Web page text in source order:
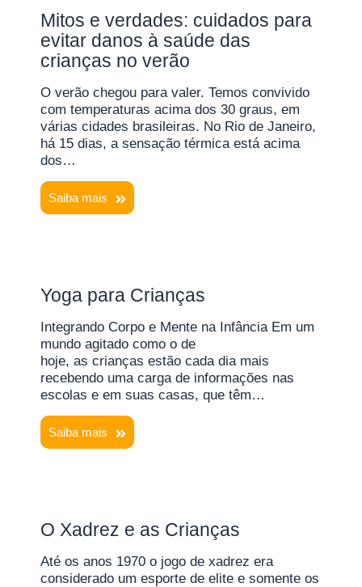
Mitos e verdades: cuidados para
evitar danos à saúde das
crianças no verão
O verão chegou para valer. Temos convivido
com temperaturas acima dos 30 graus, em
várias cidades brasileiras. No Rio de Janeiro,
há 15 dias, a sensação térmica está acima
dos…
Saiba mais
Yoga para Crianças
Integrando Corpo e Mente na Infância Em um
mundo agitado como o de
hoje, as crianças estão cada dia mais
recebendo uma carga de informações nas
escolas e em suas casas, que têm…
Saiba mais
O Xadrez e as Crianças
Até os anos 1970 o jogo de xadrez era
considerado um esporte de elite e somente os